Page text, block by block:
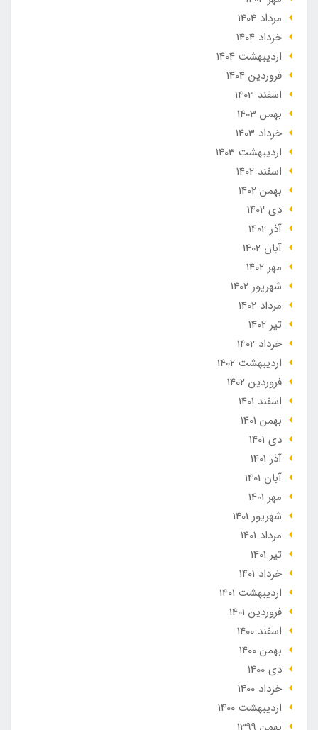
مرداد 1404
خرداد 1404
ارديبهشت 1404
فروردین 1404
اسفند 1403
بهمن 1403
خرداد 1403
ارديبهشت 1403
اسفند 1402
بهمن 1402
دی 1402
آذر 1402
آبان 1402
مهر 1402
شهریور 1402
مرداد 1402
تير 1402
خرداد 1402
ارديبهشت 1402
فروردین 1402
اسفند 1401
بهمن 1401
دی 1401
آذر 1401
آبان 1401
مهر 1401
شهریور 1401
مرداد 1401
تير 1401
خرداد 1401
ارديبهشت 1401
فروردین 1401
اسفند 1400
بهمن 1400
دی 1400
خرداد 1400
ارديبهشت 1400